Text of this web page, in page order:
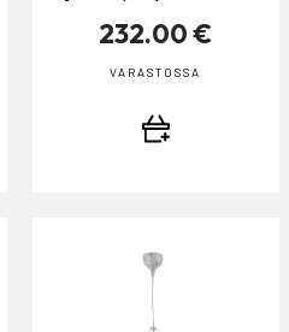
232.00 €
VARASTOSSA